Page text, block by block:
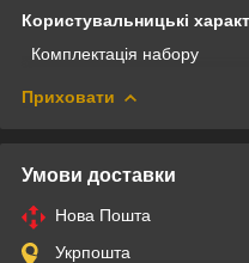
Користувальницькі
Комплектація набору
Приховати
Умови доставки
Нова Пошта
Укрпошта